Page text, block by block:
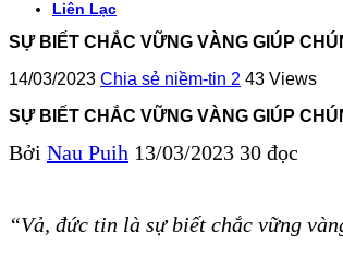
Liên Lạc
SỰ BIẾT CHẮC VỮNG VÀNG GIÚP
14/03/2023 Chia sẻ niềm-tin 2 43 Views
SỰ BIẾT CHẮC VỮNG VÀNG GIÚP
Bởi Nau Puih 13/03/2023 30 đọc
“Vả, đức tin là sự biết chắc vững